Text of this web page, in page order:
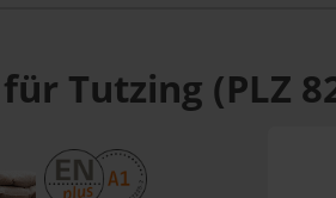
Tutzing (PLZ